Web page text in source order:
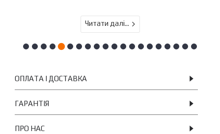
Читати далі...
ОПЛАТА І ДОСТАВКА
ГАРАНТІЯ
ПРО НАС